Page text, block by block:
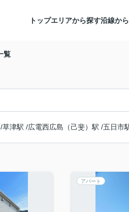
トップエリアから探す沿線か
覧
/草津駅 /広電西広島（己斐）駅 /五日市
アパート